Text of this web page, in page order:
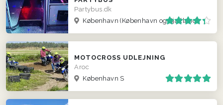
Partybus.dk
København(København og Sjælland)
MOTOCROSS UDLEJNING
Aroc
København S